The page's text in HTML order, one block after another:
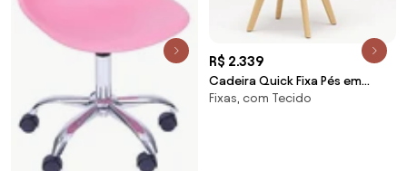
R$ 2.339
Cadeira Quick Fixa Pés em
Madeira -
Fixas, com Tecido